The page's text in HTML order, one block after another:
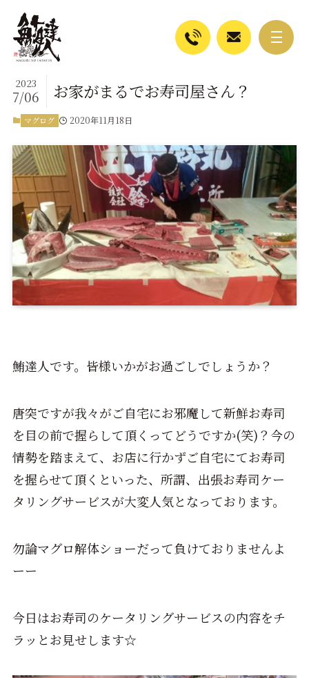
お家がまるでお寿司屋さん？
2023
7/06
マグログ 2020年11月18日
鮪達人です。皆様いかがお過ごしでしょうか？
唐突ですが我々がご自宅にお邪魔して新鮮お寿司
を目の前で握らして頂くってどうですか(笑)？今の
情勢を踏まえて、お店に行かずご自宅にてお寿司
を握らせて頂くといった、所謂、出張お寿司ケー
タリングサービスが大変人気となっております。
勿論マグロ解体ショーだって負けておりませんよ
ーー
今日はお寿司のケータリングサービスの内容をチ
ラッとお見せします☆